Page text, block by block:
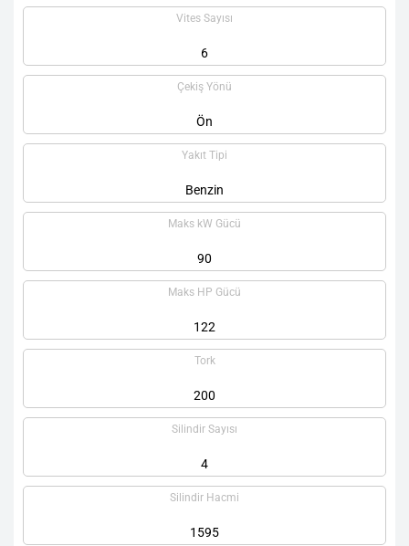
Vites Sayısı
6
Çekiş Yönü
Ön
Yakıt Tipi
Benzin
Maks kW Gücü
90
Maks HP Gücü
122
Tork
200
Silindir Sayısı
4
Silindir Hacmi
1595